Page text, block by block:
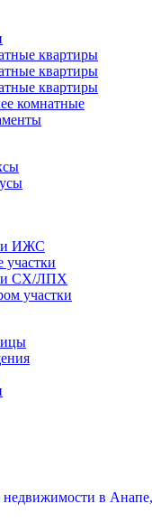
квартиры
квартиры
квартиры
комнатные
ИЖС
участки
СХ/ЛПХ
участки
недвижимости в